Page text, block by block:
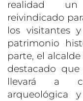
realidad un
reivindicado
los visitantes
patrimonio
parte, el
destacado
llevará a
arqueológica